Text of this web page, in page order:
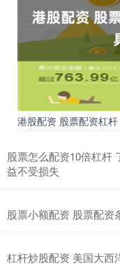
港股配资 股票配资杠
股票怎么配资10倍杠杆
益不受损失
股票小额配资 股票配资
杠杆炒股配资 美国大西